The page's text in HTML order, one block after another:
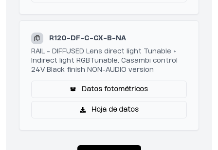
R120-DF-C-CX-B-NA
RAIL - DIFFUSED Lens direct light Tunable +
Indirect light RGBTunable, Casambi control
24V Black finish NON-AUDIO version
Datos fotométricos
Hoja de datos